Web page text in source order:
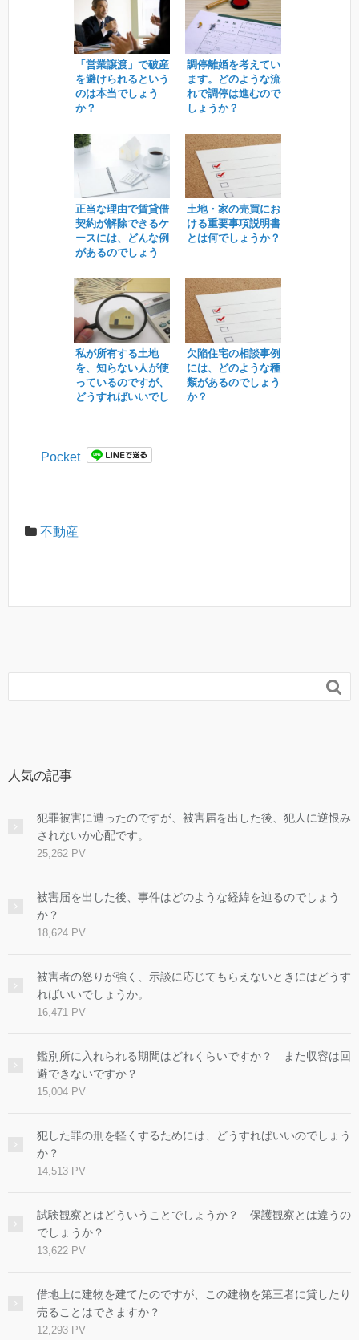
「営業譲渡」で破産
を避けられるという
のは本当でしょう
か？
調停離婚を考えてい
ます。どのような流
れで調停は進むので
しょうか？
正当な理由で賃貸借
契約が解除できるケ
ースには、どんな例
があるのでしょう
土地・家の売買にお
ける重要事項説明書
とは何でしょうか？
私が所有する土地
を、知らない人が使
っているのですが、
どうすればいいでし
欠陥住宅の相談事例
には、どのような種
類があるのでしょう
か？
Pocket
不動産

人気の記事
犯罪被害に遭ったのですが、被害届を出した後、犯人に逆恨み
されないか心配です。
25,262 PV
被害届を出した後、事件はどのような経緯を辿るのでしょう
か？
18,624 PV
被害者の怒りが強く、示談に応じてもらえないときにはどうす
ればいいでしょうか。
16,471 PV
鑑別所に入れられる期間はどれくらいですか？ また収容は回
避できないですか？
15,004 PV
犯した罪の刑を軽くするためには、どうすればいいのでしょう
か？
14,513 PV
試験観察とはどういうことでしょうか？ 保護観察とは違うの
でしょうか？
13,622 PV
借地上に建物を建てたのですが、この建物を第三者に貸したり
売ることはできますか？
12,293 PV